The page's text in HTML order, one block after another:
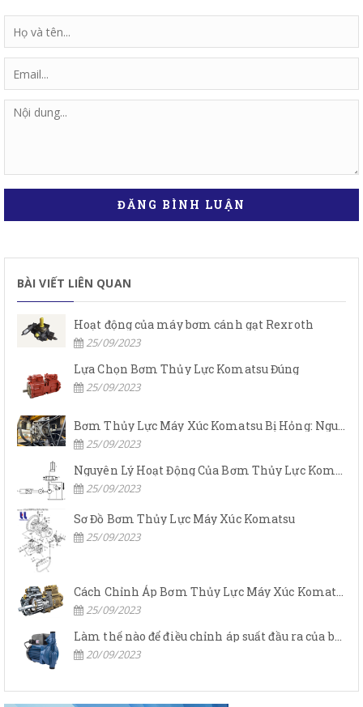
ĐĂNG BÌNH LUẬN
BÀI VIẾT LIÊN QUAN
Hoạt động của máy bơm cánh gạt Rexroth
25/09/2023
Lựa Chọn Bơm Thủy Lực Komatsu Đúng
25/09/2023
Bơm Thủy Lực Máy Xúc Komatsu Bị Hỏng: Nguyên Nhân Và Cách Khắc Phục
25/09/2023
Nguyên Lý Hoạt Động Của Bơm Thủy Lực Komatsu
25/09/2023
Sơ Đồ Bơm Thủy Lực Máy Xúc Komatsu
25/09/2023
25/09/2023
20/09/2023